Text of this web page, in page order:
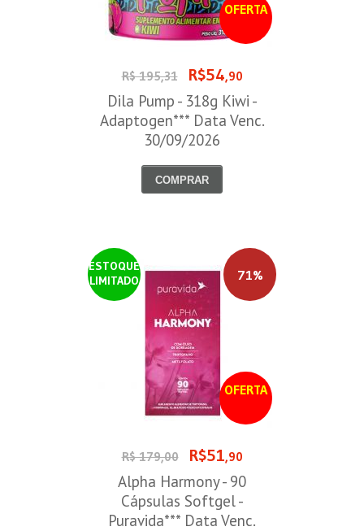
OFERTA
R$ 195,31 R$54,90
Dila Pump - 318g Kiwi -
Adaptogen*** Data Venc.
30/09/2026
COMPRAR
ESTOQUE
LIMITADO
OFERTA
71%
R$ 179,00 R$51,90
Alpha Harmony - 90
Cápsulas Softgel -
Puravida*** Data Venc.